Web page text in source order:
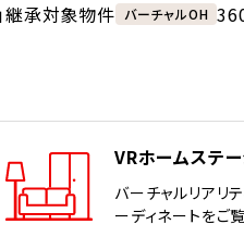
継承対象物件 バーチャルOH
VRホームステ
バーチャルリアリ
ーディネートをご